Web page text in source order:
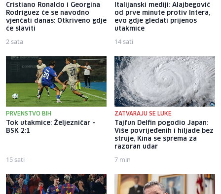
Cristiano Ronaldo i Georgina
Rodriguez će se navodno
vjenčati danas: Otkriveno gdje
će slaviti
2 sata
Italijanski mediji: Alajbegović
od prve minute protiv Intera,
evo gdje gledati prijenos
utakmice
14 sati
PRVENSTVO BIH
Tok utakmice: Željezničar -
BSK 2:1
15 sati
ZATVARAJU SE LUKE
Tajfun Delfin pogodio Japan:
Više povrijeđenih i hiljade bez
struje, Kina se sprema za
razoran udar
7 min